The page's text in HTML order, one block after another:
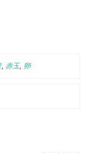
, 赤玉, 卵